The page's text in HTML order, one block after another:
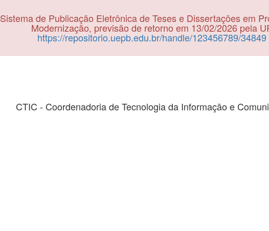
Sistema de Publicação Eletrônica de Teses e Dissertações em
Modernização, previsão de retorno em 13/02/2026 pela
https://repositorio.uepb.edu.br/handle/123456789/34849
CTIC - Coordenadoria de Tecnologia da Informação e